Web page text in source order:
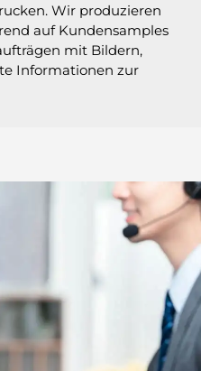
Wir produzieren
auf Kundensamples
mit Bildern,
Informationen zur